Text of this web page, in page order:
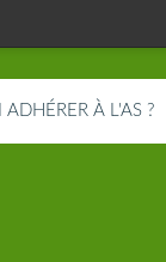
À L'AS ?